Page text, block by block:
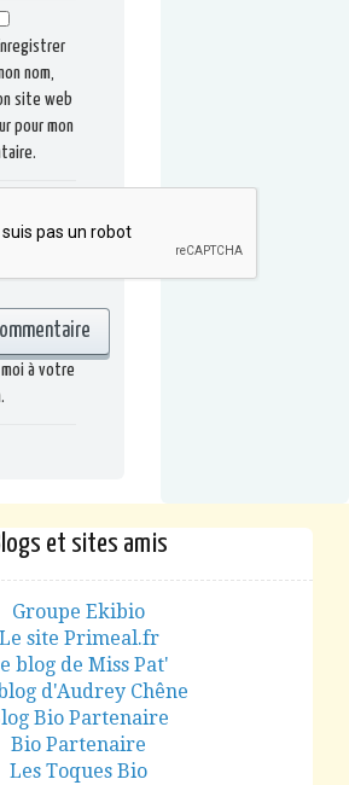
nom,
site web
pour mon
à votre
et sites amis
Groupe Ekibio
Le site Primeal.fr
blog de Miss Pat'
d'Audrey Chêne
Bio Partenaire
Bio Partenaire
Les Toques Bio